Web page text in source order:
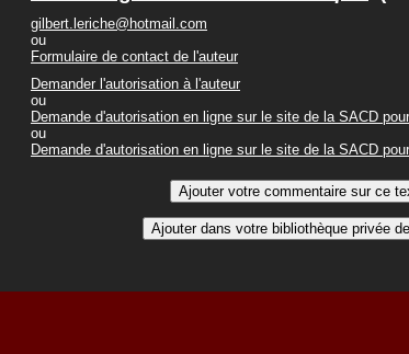
gilbert.leriche@hotmail.com
ou
Formulaire de contact de l'auteur
Demander l'autorisation à l'auteur
ou
Demande d'autorisation en ligne sur le site de la SACD pour
ou
Demande d'autorisation en ligne sur le site de la SACD pour